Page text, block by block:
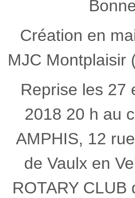
Création en
MJC Montplaisir
Reprise les 27
2018 20 h au
AMPHIS, 12
de Vaulx en
ROTARY CLUB